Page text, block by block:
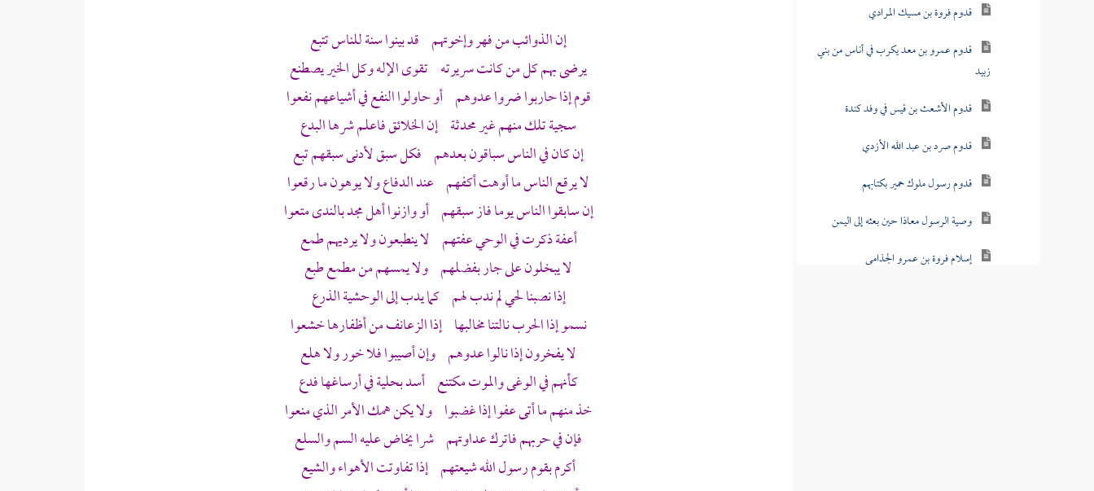
قدوم فروة بن مسيك المرادي
قدوم عمرو بن معد يكرب في أناس من بني
زبيد
قدوم الأشعث بن قيس في وفد كندة
قدوم صرد بن عبد الله الأزدي
قدوم رسول ملوك حمير بكتابهم
وصية الرسول معاذا حين بعثه إلى اليمن
إسلام فروة بن عمرو الجذامي
إن الذوائب منفهروإخوتهم قد بينوا سنة للناس تتبع
يرضى بهم كل من كانت سريرته تقوى الإله وكل الخير يصطنع
قوم إذا حاربوا ضروا عدوهم أو حاولوا النفع في أشياعهم نفعوا
سجية تلك منهم غير محدثة إن الخلائق فاعلم شرها البدع
إن كان في الناس سباقون بعدهم فكل سبق لأدنى سبقهم تبع
لا يرقع الناس ما أوهت أكفهم عند الدفاع ولا يوهون ما رقعوا
إن سابقوا الناس يوما فاز سبقهم أو وازنوا أهل مجد بالندى متعوا
أعفة ذكرت في الوحي عفتهم لا ينطبعون ولا يرديهم طمع
لا يبخلون على جار بفضلهم ولا يمسهم من مطمع طبع
إذا نصبنا لحي لم ندب لهم كما يدب إلى الوحشية الذرع
نسمو إذا الحرب نالتنا مخالبها إذا الزعانف من أظفارها خشعوا
لا يفخرون إذا نالوا عدوهم وإن أصيبوا فلا خور ولا هلع
كأنهم في الوغى والموت مكتنع أسد بحلية في أرساغها فدع
خذ منهم ما أتى عفوا إذا غضبوا ولا يكن همك الأمر الذي منعوا
فإن في حربهم فاترك عداوتهم شرا يخاض عليه السم والسلع
أكرم بقوم رسول الله شيعتهم إذا تفاوتت الأهواء والشيع